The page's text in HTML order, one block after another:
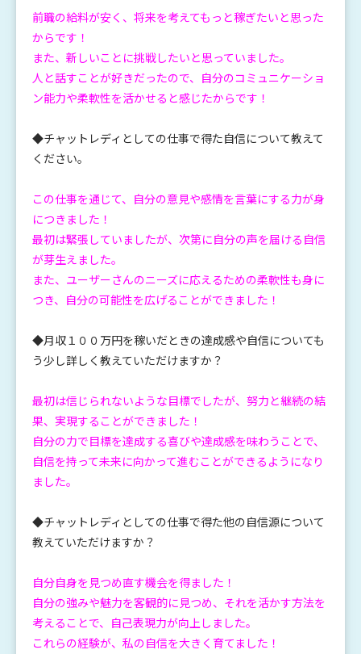
前職の給料が安く、将来を考えてもっと稼ぎたいと思った
からです！
また、新しいことに挑戦したいと思っていました。
人と話すことが好きだったので、自分のコミュニケーショ
ン能力や柔軟性を活かせると感じたからです！
◆チャットレディとしての仕事で得た自信について教えて
ください。
この仕事を通じて、自分の意見や感情を言葉にする力が身
につきました！
最初は緊張していましたが、次第に自分の声を届ける自信
が芽生えました。
また、ユーザーさんのニーズに応えるための柔軟性も身に
つき、自分の可能性を広げることができました！
◆月収１００万円を稼いだときの達成感や自信についても
う少し詳しく教えていただけますか？
最初は信じられないような目標でしたが、努力と継続の結
果、実現することができました！
自分の力で目標を達成する喜びや達成感を味わうことで、
自信を持って未来に向かって進むことができるようになり
ました。
◆チャットレディとしての仕事で得た他の自信源について
教えていただけますか？
自分自身を見つめ直す機会を得ました！
自分の強みや魅力を客観的に見つめ、それを活かす方法を
考えることで、自己表現力が向上しました。
これらの経験が、私の自信を大きく育てました！